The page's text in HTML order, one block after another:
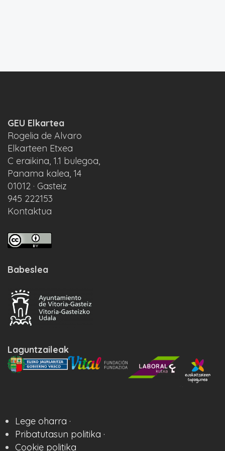
GEU Elkartea
Rogelia de Alvaro
Elkarteen Etxea
C eraikina, 1.1 bulegoa,
Panama kalea, 14
01012 · Gasteiz
945 222153
Kontaktua
Babeslea
Laguntzaileak
Lege oharra ·
Pribatutasun politika ·
Cookie politika